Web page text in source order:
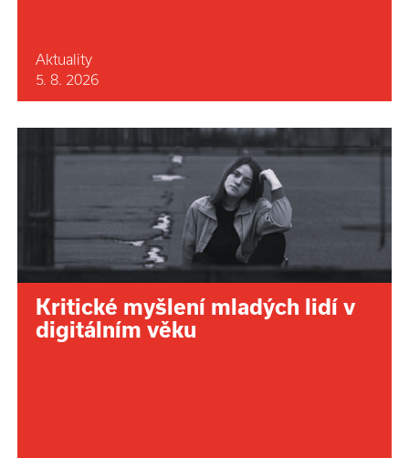
Aktuality
5. 8. 2026
Kritické myšlení mladých lidí v
digitálním věku